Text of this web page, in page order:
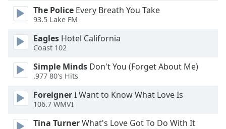
dialog
window.
Escape
cancel
and
close
The Police Every Breath You Take
93.5 Lake FM
Eagles Hotel California
Coast 102
Simple Minds Don't You (Forget About Me)
.977 80's Hits
ForeignerI Want to Know What Love Is
106.7 WMVI
Tina TurnerWhat's Love Got To Do With It